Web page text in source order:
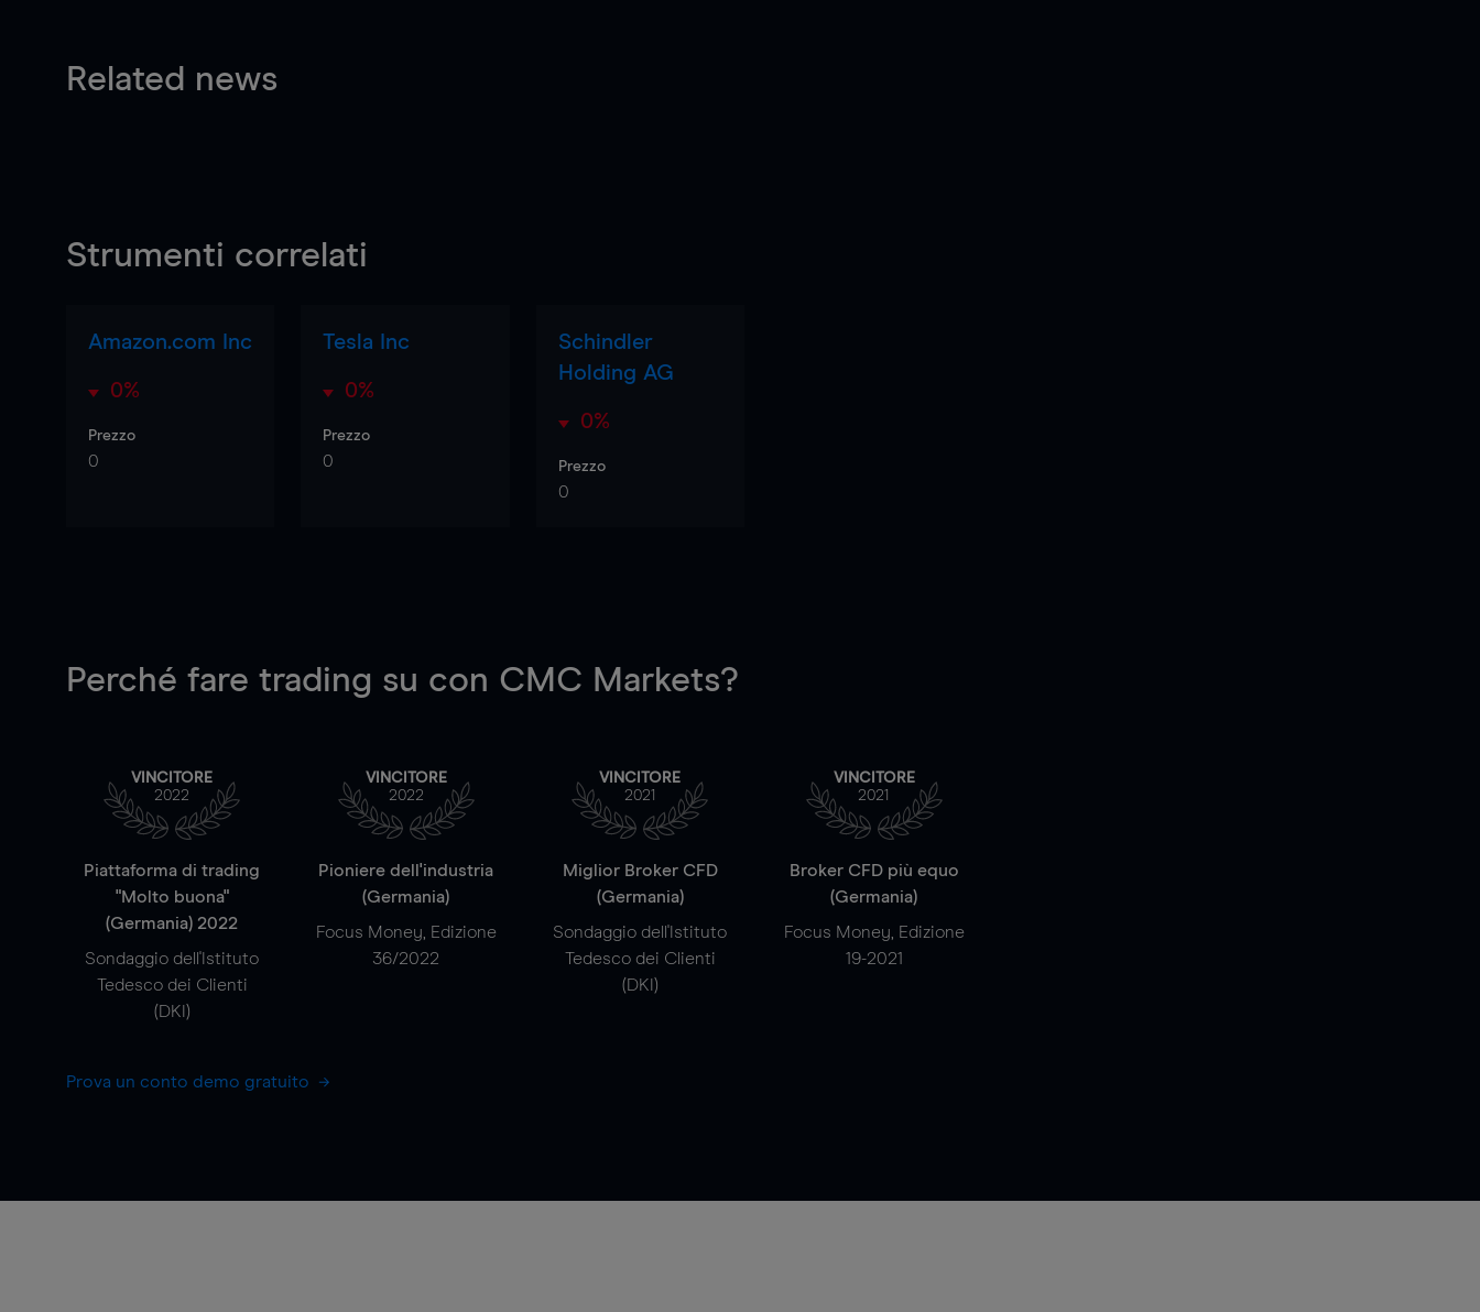
Related news
Strumenti correlati
Amazon.com Inc
0%
Prezzo
0
Tesla Inc
0%
Prezzo
0
Schindler
Holding AG
0%
Prezzo
0
Perché fare trading su con CMC Markets?
VINCITORE
2022
Piattaforma di trading
"Molto buona"
(Germania) 2022
Sondaggio dell'Istituto
Tedesco dei Clienti
(DKI)
VINCITORE
2022
Pioniere dell'industria
(Germania)
Focus Money, Edizione
36/2022
VINCITORE
2021
Miglior Broker CFD
(Germania)
Sondaggio dell'Istituto
Tedesco dei Clienti
(DKI)
VINCITORE
2021
Broker CFD più equo
(Germania)
Focus Money, Edizione
19-2021
Prova un conto demo gratuito